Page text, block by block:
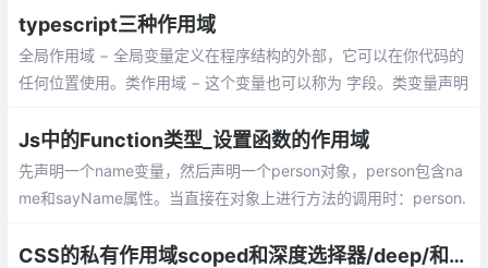
typescript三种作用域
全局作用域 − 全局变量定义在程序结构的外部，它可以在你代码的
任何位置使用。类作用域 − 这个变量也可以称为 字段。类变量声明
Js中的Function类型_设置函数的作用域
先声明一个name变量，然后声明一个person对象，person包含na
me和sayName属性。当直接在对象上进行方法的调用时：person.
的作用域（也就是this）指向的就是person。
CSS的私有作用域scoped和深度选择器/deep/和>>>